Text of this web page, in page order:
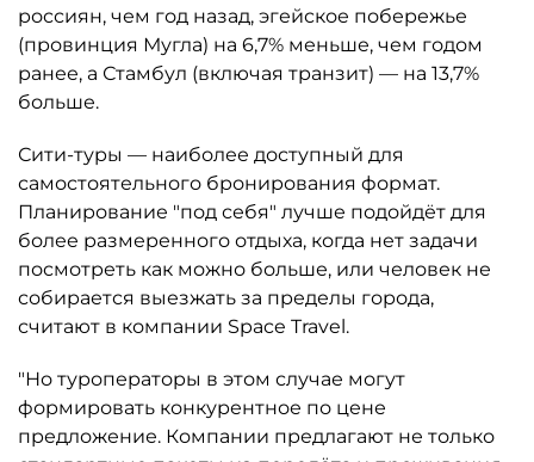
россиян, чем год назад, эгейское побережье
(провинция Мугла) на 6,7% меньше, чем годом
ранее, а Стамбул (включая транзит) — на 13,7%
больше.
Сити-туры — наиболее доступный для
самостоятельного бронирования формат.
Планирование "под себя" лучше подойдёт для
более размеренного отдыха, когда нет задачи
посмотреть как можно больше, или человек не
собирается выезжать за пределы города,
считают в компании Space Travel.
"Но туроператоры в этом случае могут
формировать конкурентное по цене
предложение. Компании предлагают не только